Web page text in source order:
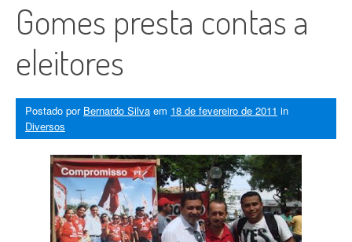
Gomes presta contas a
eleitores
Postado por Bernardo Silva em 18 de fevereiro de 2011 in
Diversos